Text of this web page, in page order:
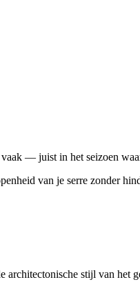
— juist in het seizoen
van je serre zonder
architectonische stijl van het